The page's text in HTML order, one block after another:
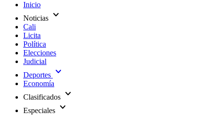
Inicio
Noticias expand_more
Cali
Licita
Política
Elecciones
Judicial
Deportes expand_more
Economía
Clasificados expand_more
Especiales expand_more